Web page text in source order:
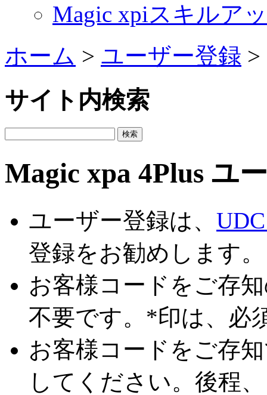
Magic xpiスキルア
ホーム > ユーザー登録 >
サイト内検索
Magic xpa 4Plus ユ
ユーザー登録は、
登録をお勧めします。
お客様コードをご存
不要です。*印は、必
お客様コードをご存
してください。後程